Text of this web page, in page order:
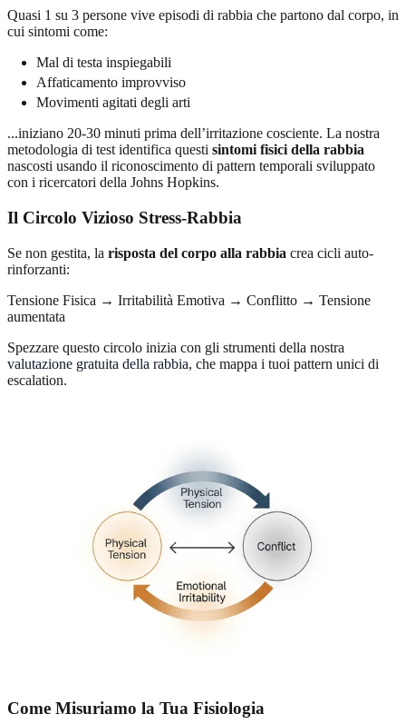
Quasi 1 su 3 persone vive episodi di rabbia che partono dal corpo, in
cui sintomi come:
Mal di testa inspiegabili
Affaticamento improvviso
Movimenti agitati degli arti
...iniziano 20-30 minuti prima dell’irritazione cosciente. La nostra
metodologia di test identifica questi sintomi fisici della rabbia
nascosti usando il riconoscimento di pattern temporali sviluppato
con i ricercatori della Johns Hopkins.
Il Circolo Vizioso Stress-Rabbia
Se non gestita, la risposta del corpo alla rabbia crea cicli auto-
rinforzanti:
Tensione Fisica → Irritabilità Emotiva → Conflitto → Tensione
aumentata
Spezzare questo circolo inizia con gli strumenti della nostra
valutazione gratuita della rabbia, che mappa i tuoi pattern unici di
escalation.
Come Misuriamo la Tua Fisiologia